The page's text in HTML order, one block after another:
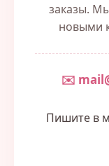
заказы.
новыми
✉️
Пишите в